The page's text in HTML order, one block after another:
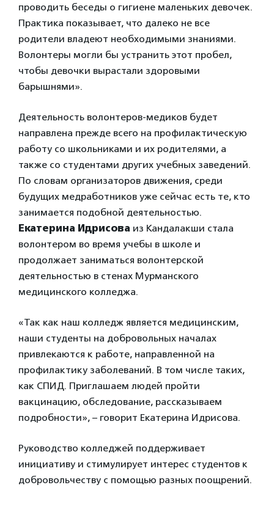
проводить беседы о гигиене маленьких девочек.
Практика показывает, что далеко не все
родители владеют необходимыми знаниями.
Волонтеры могли бы устранить этот пробел,
чтобы девочки вырастали здоровыми
барышнями».
Деятельность волонтеров-медиков будет
направлена прежде всего на профилактическую
работу со школьниками и их родителями, а
также со студентами других учебных заведений.
По словам организаторов движения, среди
будущих медработников уже сейчас есть те, кто
занимается подобной деятельностью.
Екатерина Идрисова из Кандалакши стала
волонтером во время учебы в школе и
продолжает заниматься волонтерской
деятельностью в стенах Мурманского
медицинского колледжа.
«Так как наш колледж является медицинским,
наши студенты на добровольных началах
привлекаются к работе, направленной на
профилактику заболеваний. В том числе таких,
как СПИД. Приглашаем людей пройти
вакцинацию, обследование, рассказываем
подробности», – говорит Екатерина Идрисова.
Руководство колледжей поддерживает
инициативу и стимулирует интерес студентов к
добровольчеству с помощью разных поощрений.